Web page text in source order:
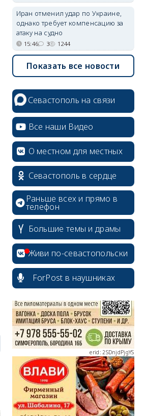
Иран отменил удар по Украине,
однако требует компенсацию за
атаку на судно
15:46 3 1244
Показать все новости
Севастополь на связи
Все наши Видео
О местном для местных
Севастополь в сердце
Раньше всех и прямо в
телефон
Большие темы и драмы
Живи по-севастопольски
ForPost в наушниках
erid: 2SDnjcrDNw6
erid: 2SDnjdPjgYS
erid: 2SDnjdvhGXG